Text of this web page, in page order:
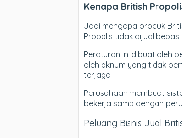
Kenapa British
Jadi mengapa produk
Propolis tidak dijual
Peraturan ini dibuat oleh
oleh oknum yang tidak
terjaga
Perusahaan membuat
bekerja sama dengan
Peluang Bisnis Jual